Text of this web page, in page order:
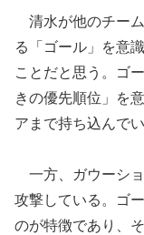
清水が他のチー
る「ゴール」を意
ことだと思う。ゴ
きの優先順位」を
アまで持ち込んでい
一方、ガウーシ
攻撃している。ゴ
のが特徴であり、